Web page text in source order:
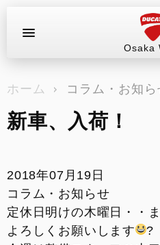
Osaka
ラインアップ
サービス情報
ブログ（最新情報）
試乗車
ホーム コラム・お知ら
新車、入荷！
2018年07月19日
コラム・お知らせ
定休日明けの木曜日・・
よろしくお願いします
?